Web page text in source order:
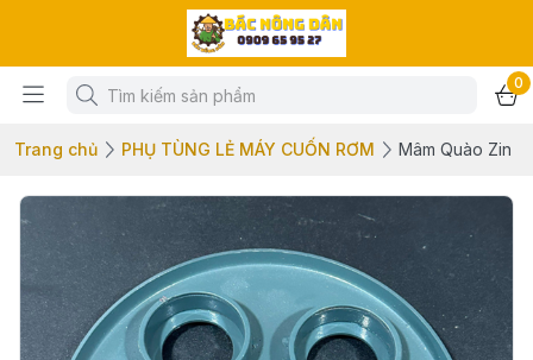
0
Trang chủ PHỤ TÙNG LẺ MÁY CUỐN RƠM Mâm Quào Zin